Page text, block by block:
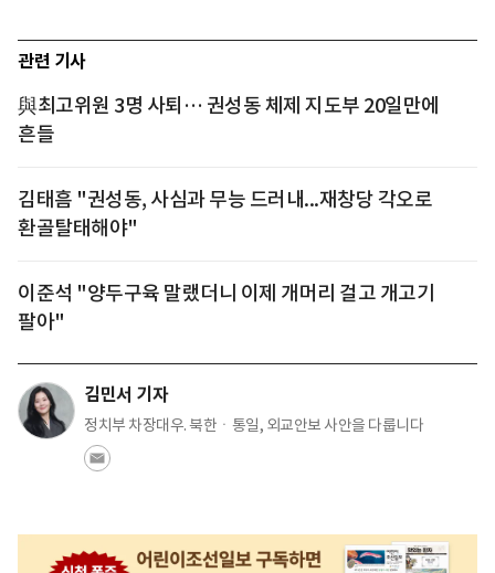
관련 기사
與최고위원 3명 사퇴… 권성동 체제 지도부 20일만에
흔들
김태흠 "권성동, 사심과 무능 드러내...재창당 각오로
환골탈태해야"
이준석 "양두구육 말랬더니 이제 개머리 걸고 개고기
팔아"
김민서 기자
정치부 차장대우. 북한ㆍ통일, 외교안보 사안을 다룹니다